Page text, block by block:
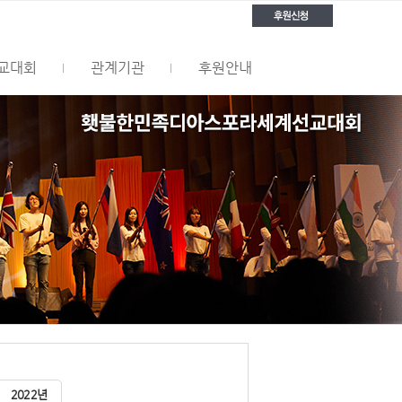
대회 관계기관 후원안내
2022년